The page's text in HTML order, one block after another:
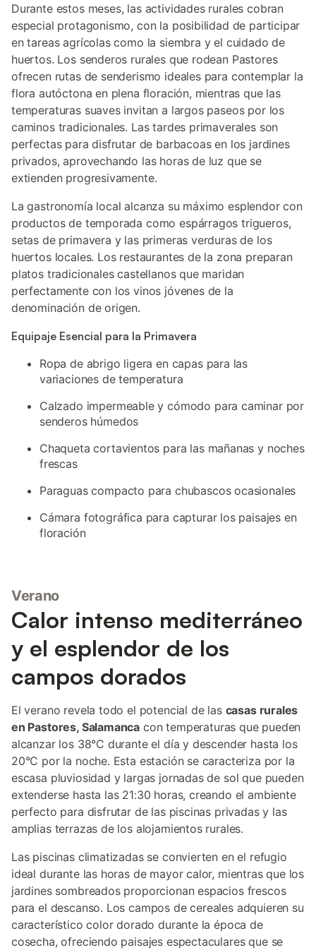
Durante estos meses, las actividades rurales cobran
especial protagonismo, con la posibilidad de participar
en tareas agrícolas como la siembra y el cuidado de
huertos. Los senderos rurales que rodean Pastores
ofrecen rutas de senderismo ideales para contemplar la
flora autóctona en plena floración, mientras que las
temperaturas suaves invitan a largos paseos por los
caminos tradicionales. Las tardes primaverales son
perfectas para disfrutar de barbacoas en los jardines
privados, aprovechando las horas de luz que se
extienden progresivamente.
La gastronomía local alcanza su máximo esplendor con
productos de temporada como espárragos trigueros,
setas de primavera y las primeras verduras de los
huertos locales. Los restaurantes de la zona preparan
platos tradicionales castellanos que maridan
perfectamente con los vinos jóvenes de la
denominación de origen.
Equipaje Esencial para la Primavera
Ropa de abrigo ligera en capas para las
variaciones de temperatura
Calzado impermeable y cómodo para caminar por
senderos húmedos
Chaqueta cortavientos para las mañanas y noches
frescas
Paraguas compacto para chubascos ocasionales
Cámara fotográfica para capturar los paisajes en
floración
Verano
Calor intenso mediterráneo
y el esplendor de los
campos dorados
El verano revela todo el potencial de las casas rurales
en Pastores, Salamanca con temperaturas que pueden
alcanzar los 38°C durante el día y descender hasta los
20°C por la noche. Esta estación se caracteriza por la
escasa pluviosidad y largas jornadas de sol que pueden
extenderse hasta las 21:30 horas, creando el ambiente
perfecto para disfrutar de las piscinas privadas y las
amplias terrazas de los alojamientos rurales.
Las piscinas climatizadas se convierten en el refugio
ideal durante las horas de mayor calor, mientras que los
jardines sombreados proporcionan espacios frescos
para el descanso. Los campos de cereales adquieren su
característico color dorado durante la época de
cosecha, ofreciendo paisajes espectaculares que se